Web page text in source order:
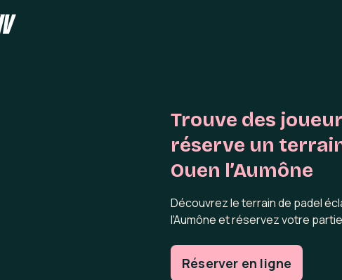
Trouve des
réserve un
Ouen l’Aumône
Découvrez le terrain de padel
l'Aumône et réservez votre
Réserver en ligne